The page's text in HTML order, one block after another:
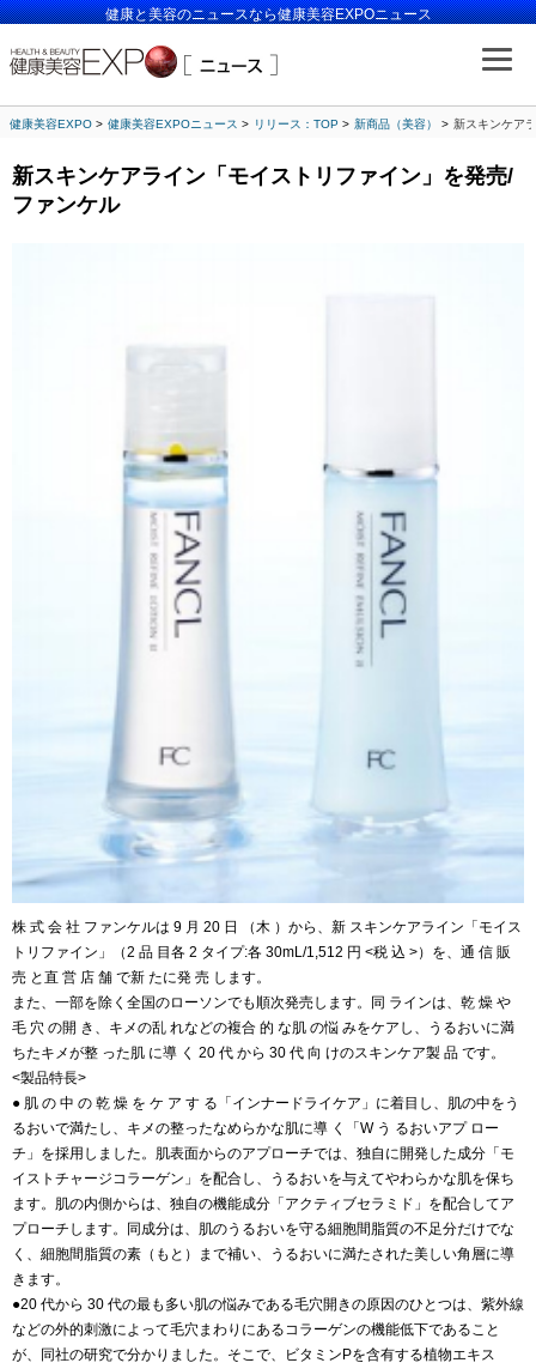
健康と美容のニュースなら健康美容EXPOニュース
健康美容EXPO 健康美容EXPOニュース リリース：TOP 新商品（美容） 新スキンケア
新スキンケアライン「モイストリファイン」を発売/
ファンケル
株 式 会 社 ファンケルは 9 月 20 日 （木 ）から、新 スキンケアライン「モイス
トリファイン」（2 品 目各 2 タイプ:各 30mL/1,512 円 <税 込 >）を、通 信 販
売 と直 営 店 舗 で新 たに発 売 します。
また、一部を除く全国のローソンでも順次発売します。同 ラインは、乾 燥 や
毛 穴 の開 き、キメの乱 れなどの複合 的 な肌 の悩 みをケアし、うるおいに満
ちたキメが整 った肌 に導 く 20 代 から 30 代 向 けのスキンケア製 品 です。
<製品特長>
● 肌 の 中 の 乾 燥 を ケ ア す る「インナードライケア」に着目し、肌の中をう
るおいで満たし、キメの整ったなめらかな肌に導 く「W う るおいアプ ロー
チ」を採用しました。肌表面からのアプローチでは、独自に開発した成分「モ
イストチャージコラーゲン」を配合し、うるおいを与えてやわらかな肌を保ち
ます。肌の内側からは、独自の機能成分「アクティブセラミド」を配合してア
プローチします。同成分は、肌のうるおいを守る細胞間脂質の不足分だけでな
く、細胞間脂質の素（もと）まで補い、うるおいに満たされた美しい角層に導
きます。
●20 代から 30 代の最も多い肌の悩みである毛穴開きの原因のひとつは、紫外線
などの外的刺激によって毛穴まわりにあるコラーゲンの機能低下であること
が、同社の研究で分かりました。そこで、ビタミンPを含有する植物エキス